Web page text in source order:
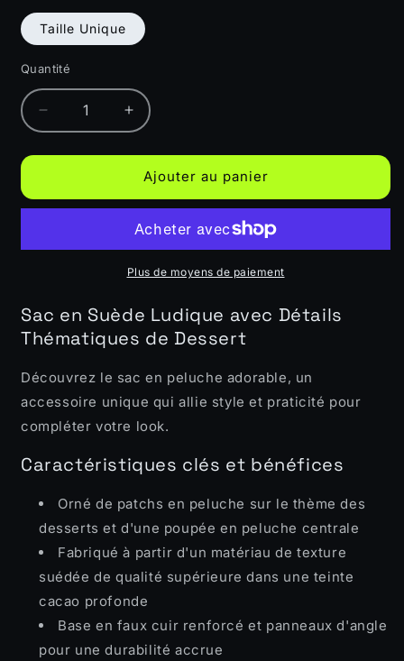
Taille Unique
Quantité
Quantité
Réduire
la
quantité
en
Adorable
Augmenter
la
quantité
de
en
Peluche
Adorable
Ajouter au panier
Plus de moyens de paiement
Sac en Suède Ludique avec Détails
Thématiques de Dessert
Découvrez le sac en peluche adorable, un
accessoire unique qui allie style et praticité pour
compléter votre look.
Caractéristiques clés et bénéfices
Orné de patchs en peluche sur le thème des
desserts et d'une poupée en peluche centrale
Fabriqué à partir d'un matériau de texture
suédée de qualité supérieure dans une teinte
cacao profonde
Base en faux cuir renforcé et panneaux d'angle
pour une durabilité accrue